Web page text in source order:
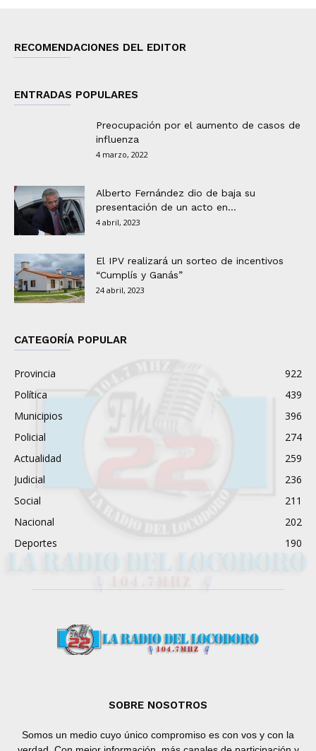
RECOMENDACIONES DEL EDITOR
ENTRADAS POPULARES
Preocupación por el aumento de casos de
influenza
4 marzo, 2022
Alberto Fernández dio de baja su
presentación de un acto en...
4 abril, 2023
El IPV realizará un sorteo de incentivos
“Cumplís y Ganás”
24 abril, 2023
CATEGORÍA POPULAR
Provincia
922
Política
439
Municipios
396
Policial
274
Actualidad
259
Judicial
236
Social
211
Nacional
202
Deportes
190
SOBRE NOSOTROS
Somos un medio cuyo único compromiso es con vos y con la